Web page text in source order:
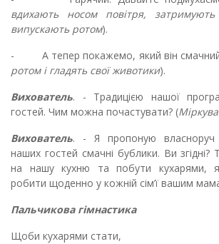
вдихають носом повітря,
випускають ротом).
-
А тепер покажемо, який він
ротом і гладять свої животики).
Вихователь. - Традицією нашої
гостей. Чим можна почастувати? (
Вихователь. - Я пропоную власноруч
наших гостей смачні бублики. Ви
на нашу кухню та побути кухарями,
робити щоденно у кожній сім’ї вашим
Пальчикова гімнастика
Щоби кухарями стати,